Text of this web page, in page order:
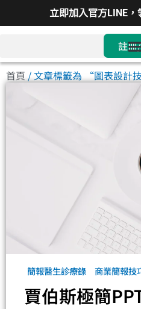
立即加入官方LINE，
註冊
首頁 / 文章標籤為 “圖表設計
簡報醫生診療錄 商業簡報技
賈伯斯極簡